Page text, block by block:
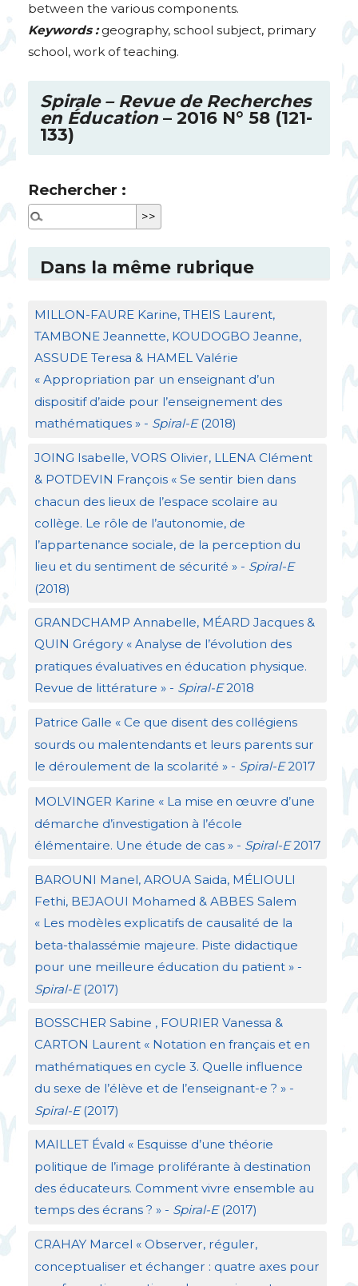
between the various components.
Keywords : geography, school subject, primary
school, work of teaching.
Spirale – Revue de Recherches
en Éducation – 2016 N° 58 (121-
133)
Rechercher :
Dans la même rubrique
MILLON-FAUREKarine, THEIS Laurent,
TAMBONEJeannette, KOUDOGBO Jeanne,
ASSUDETeresa & HAMELValérie
« Appropriation par un enseignant d’un
dispositif d’aide pour l’enseignement des
mathématiques » - Spiral-E(2018)
JOING Isabelle, VORS Olivier, LLENAClément
& POTDEVIN François « Se sentir bien dans
chacun des lieux de l’espace scolaire au
collège. Le rôle de l’autonomie, de
l’appartenance sociale, de la perception du
lieu et du sentiment de sécurité » - Spiral-E
(2018)
GRANDCHAMP Annabelle, MÉARD Jacques &
QUIN Grégory « Analyse de l’évolution des
pratiques évaluatives en éducation physique.
Revue de littérature » - Spiral-E2018
Patrice Galle « Ce que disent des collégiens
sourds ou malentendants et leurs parents sur
le déroulement de la scolarité » - Spiral-E2017
MOLVINGER Karine « La mise en œuvre d’une
démarche d’investigation à l’école
élémentaire. Une étude de cas » - Spiral-E2017
BAROUNI Manel, AROUASaida, MÉLIOULI
Fethi, BEJAOUI Mohamed & ABBES Salem
« Les modèles explicatifs de causalité de la
beta-thalassémie majeure. Piste didactique
pour une meilleure éducation du patient » -
Spiral-E(2017)
BOSSCHER Sabine , FOURIER Vanessa &
CARTON Laurent « Notation en français et en
mathématiques en cycle 3. Quelle influence
du sexe de l’élève et de l’enseignant-e ? » -
Spiral-E(2017)
MAILLETÉvald « Esquisse d’une théorie
politique de l’image proliférante à destination
des éducateurs. Comment vivre ensemble au
temps des écrans ? » - Spiral-E(2017)
CRAHAYMarcel « Observer, réguler,
conceptualiser et échanger : quatre axes pour